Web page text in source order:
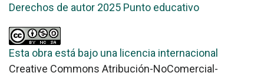
Derechos de autor 2025 Punto educativo
Esta obra está bajo una licencia internacional
Creative Commons Atribución-NoComercial-